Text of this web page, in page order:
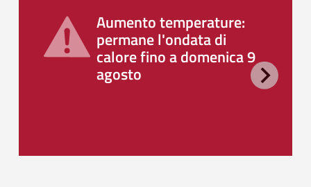
Aumento temperature:
permane l'ondata di
calore fino a domenica 9
agosto